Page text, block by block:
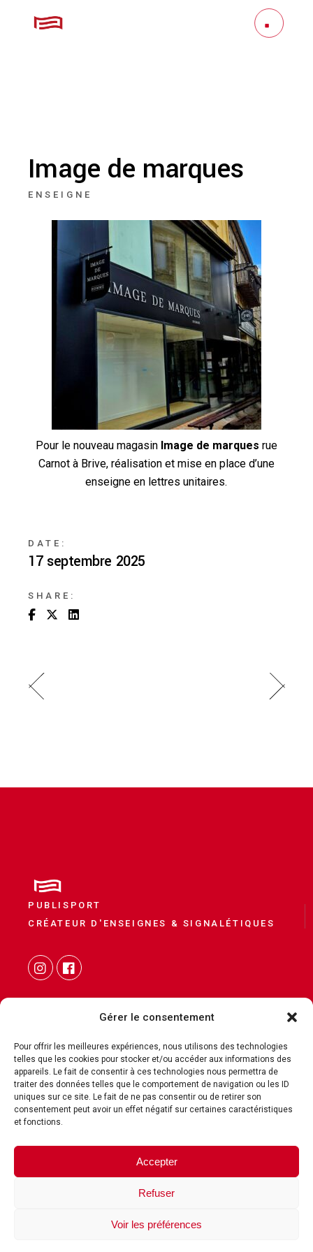
Gérer le consentement
Pour offrir les meilleures expériences, nous utilisons des technologies
telles que les cookies pour stocker et/ou accéder aux informations des
appareils. Le fait de consentir à ces technologies nous permettra de
traiter des données telles que le comportement de navigation ou les ID
uniques sur ce site. Le fait de ne pas consentir ou de retirer son
consentement peut avoir un effet négatif sur certaines caractéristiques
et fonctions.
Accepter
Refuser
Voir les préférences
Image de marques
ENSEIGNE
Pour le nouveau magasin Image de marques rue
Carnot à Brive, réalisation et mise en place d’une
enseigne en lettres unitaires.
DATE:
17 septembre 2025
SHARE:
PUBLISPORT
CRÉATEUR D'ENSEIGNES & SIGNALÉTIQUES
CONTACT
MENTIONS LÉGALES
POLITIQUE DE COOKIES